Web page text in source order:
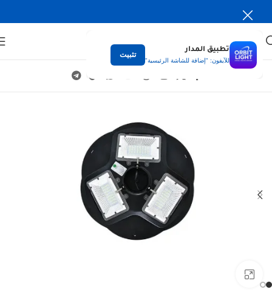
تطبيق المدار
للآيفون: "إضافة للشاشة الرئيسية"
تثبيت